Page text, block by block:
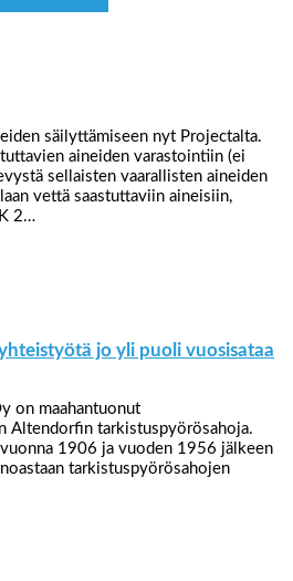
säilyttämiseen nyt Projectalta.
aineiden varastointiin (ei
sellaisten vaarallisten aineiden
vettä saastuttaviin aineisiin,
2…
jo yli puoli vuosisataa
on maahantuonut
Altendorfin tarkistuspyörösahoja.
1906 ja vuoden 1956 jälkeen
tarkistuspyörösahojen